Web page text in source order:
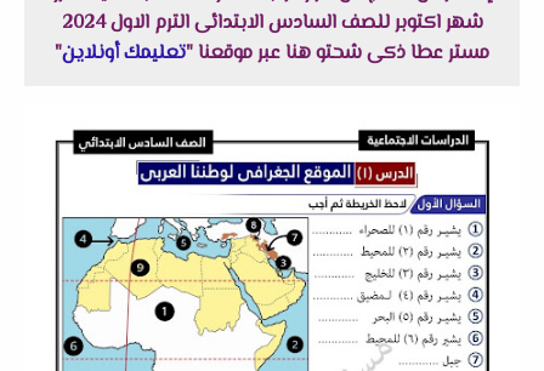
شهر اكتوبر للصف السادس الابتدائى الترم الاول 2024
مستر عطا ذكى شحتو هنا عبر موقعنا "تعليمك أونلاين"